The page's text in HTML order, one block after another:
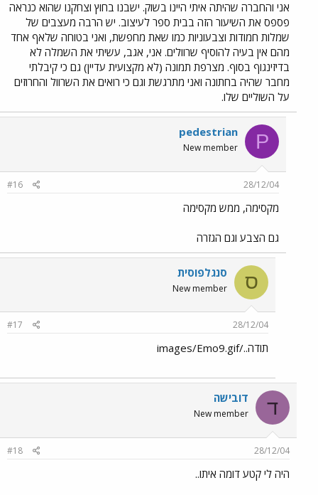
אני והחברה שהיתה איתי היינו בשוק. ישבנו בחוץ וצחקנו שהוא כנראה
פספס את השיעור הזה בבית ספר לעיצוב. יש הרבה מעצבים של
שמלות חמודות וצבעוניות כמו שאת מחפשת, ואני בטוחה שלאף אחד
מהם אין בעיה להוסיף שרוולים. אני, אגב, עשיתי את השמלה לא
בדיזינגוף בסוף. מצרפת תמונה (לא מקצועית עדיין) גם כי קיבלתי
מחבר שהיה בחתונה ואני מתרגשת וגם כי רואים את השרוול והחרוזים
על השוליים שלו.
P
pedestrian
New member
28/12/04
#16
מקסימה, ממש מקסימה
גם הצבע וגם הגזרה
ס סנגלפוסית
New member
28/12/04
#17
תודה../images/Emo9.gif
ד דובישה
New member
28/12/04
#18
היה לי קטע דומה איתו..